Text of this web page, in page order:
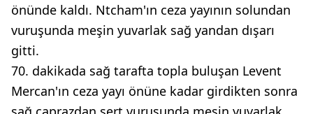
önünde kaldı. Ntcham'ın ceza yayının solundan
vuruşunda meşin yuvarlak sağ yandan dışarı
gitti.
70. dakikada sağ tarafta topla buluşan Levent
Mercan'ın ceza yayı önüne kadar girdikten sonra